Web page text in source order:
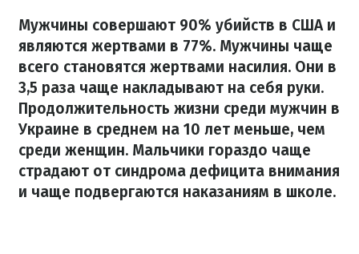
Мужчины совершают 90% убийств в США и
являются жертвами в 77%. Мужчины чаще
всего становятся жертвами насилия. Они в
3,5 раза чаще накладывают на себя руки.
Продолжительность жизни среди мужчин в
Украине в среднем на 10 лет меньше, чем
среди женщин. Мальчики гораздо чаще
страдают от синдрома дефицита внимания
и чаще подвергаются наказаниям в школе.